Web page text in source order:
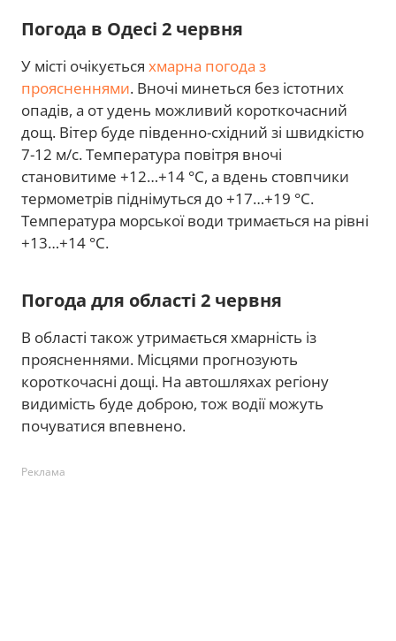
Погода в Одесі 2 червня
​У місті очікується хмарна погода з
проясненнями. Вночі минеться без істотних
опадів, а от удень можливий короткочасний
дощ. Вітер буде південно-східний зі швидкістю
7-12 м/с. Температура повітря вночі
становитиме +12…+14 °C, а вдень стовпчики
термометрів піднімуться до +17…+19 °C.
Температура морської води тримається на рівні
+13…+14 °C.
Погода для області 2 червня
В області також утримається хмарність із
проясненнями. Місцями прогнозують
короткочасні дощі. На автошляхах регіону
видимість буде доброю, тож водії можуть
почуватися впевнено.
Реклама